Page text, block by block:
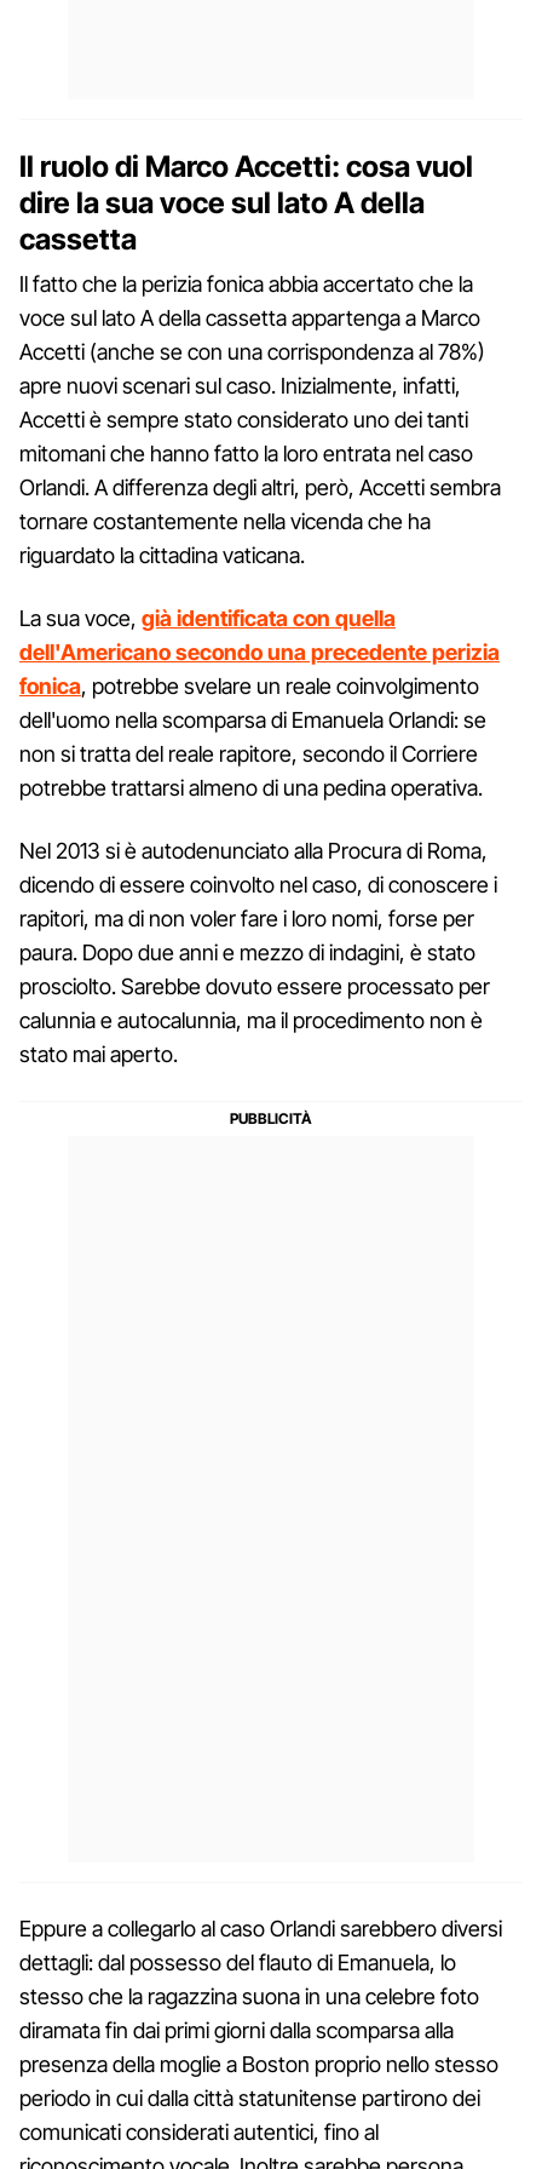
Il ruolo di Marco Accetti: cosa vuol
dire la sua voce sul lato A della
cassetta
Il fatto che la perizia fonica abbia accertato che la
voce sul lato A della cassetta appartenga a Marco
Accetti (anche se con una corrispondenza al 78%)
apre nuovi scenari sul caso. Inizialmente, infatti,
Accetti è sempre stato considerato uno dei tanti
mitomani che hanno fatto la loro entrata nel caso
Orlandi. A differenza degli altri, però, Accetti sembra
tornare costantemente nella vicenda che ha
riguardato la cittadina vaticana.
La sua voce, già identificata con quella
dell'Americano secondo una precedente perizia
fonica, potrebbe svelare un reale coinvolgimento
dell'uomo nella scomparsa di Emanuela Orlandi: se
non si tratta del reale rapitore, secondo il Corriere
potrebbe trattarsi almeno di una pedina operativa.
Nel 2013 si è autodenunciato alla Procura di Roma,
dicendo di essere coinvolto nel caso, di conoscere i
rapitori, ma di non voler fare i loro nomi, forse per
paura. Dopo due anni e mezzo di indagini, è stato
prosciolto. Sarebbe dovuto essere processato per
calunnia e autocalunnia, ma il procedimento non è
stato mai aperto.
Eppure a collegarlo al caso Orlandi sarebbero diversi
dettagli: dal possesso del flauto di Emanuela, lo
stesso che la ragazzina suona in una celebre foto
diramata fin dai primi giorni dalla scomparsa alla
presenza della moglie a Boston proprio nello stesso
periodo in cui dalla città statunitense partirono dei
comunicati considerati autentici, fino al